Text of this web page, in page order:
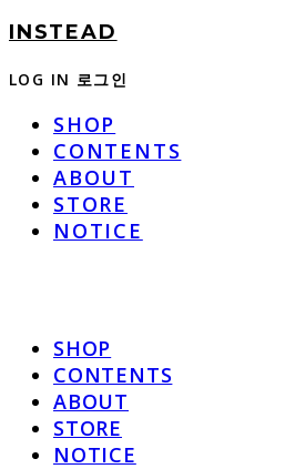
INSTEAD
LOG IN 로그인
SHOP
CONTENTS
ABOUT
STORE
NOTICE
SHOP
CONTENTS
ABOUT
STORE
NOTICE